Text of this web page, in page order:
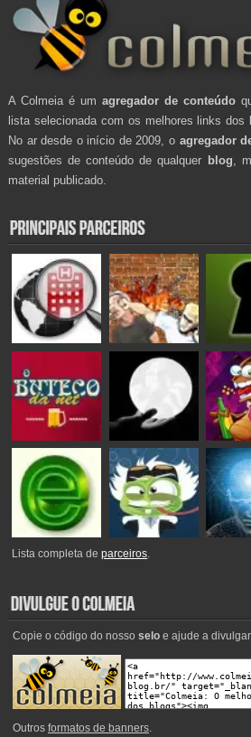
A Colmeia é um agregador de conteúdo
lista selecionada com os melhores links dos
No ar desde o início de 2009, o agregador
sugestões de conteúdo de qualquer blog ,
material publicado.
Lista completa deparceiros.
Copie o código do nosso seloe ajude a
Outros formatos de banners.